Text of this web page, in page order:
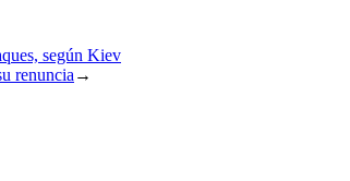
según Kiev
renuncia→